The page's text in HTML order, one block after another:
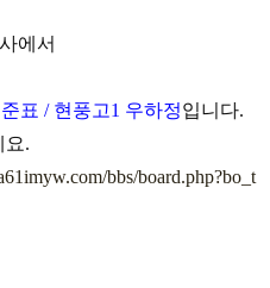
에서
표 / 현풍고1 우하정입니다.
요.
bbs/board.php?bo_t